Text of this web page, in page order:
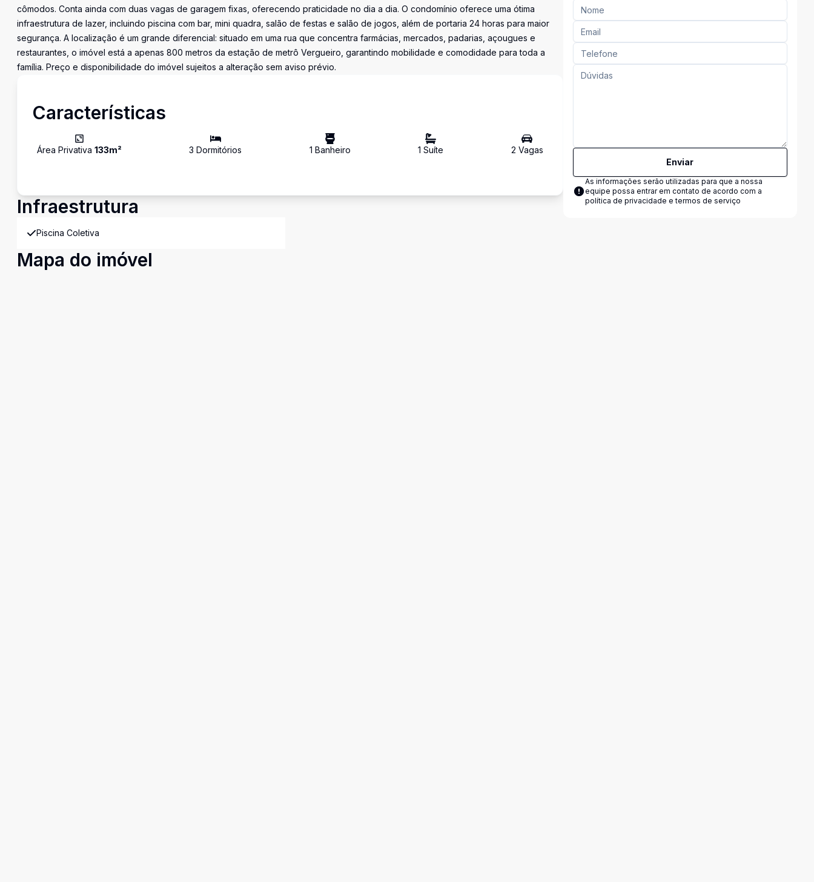
cômodos. Conta ainda com duas vagas de garagem fixas, oferecendo praticidade no dia a dia. O condomínio oferece uma ótima
infraestrutura de lazer, incluindo piscina com bar, mini quadra, salão de festas e salão de jogos, além de portaria 24 horas para maior
segurança. A localização é um grande diferencial: situado em uma rua que concentra farmácias, mercados, padarias, açougues e
restaurantes, o imóvel está a apenas 800 metros da estação de metrô Vergueiro, garantindo mobilidade e comodidade para toda a
família. Preço e disponibilidade do imóvel sujeitos a alteração sem aviso prévio.
Características
Área Privativa 133m² 3 Dormitórios 1 Banheiro 1 Suíte 2 Vagas
Infraestrutura
Piscina Coletiva
Mapa do imóvel
Enviar
As informações serão utilizadas para que a nossa
equipe possa entrar em contato de acordo com a
política de privacidade e termos de serviço